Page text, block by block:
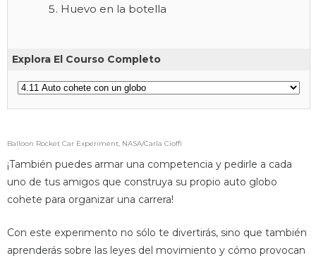
Huevo en la botella
Explora El Courso Completo
Balloon Rocket Car Experiment, NASA/Carla Cioffi
¡También puedes armar una competencia y pedirle a cada
uno de tus amigos que construya su propio auto globo
cohete para organizar una carrera!
Con este experimento no sólo te divertirás, sino que también
aprenderás sobre las leyes del movimiento y cómo provocan